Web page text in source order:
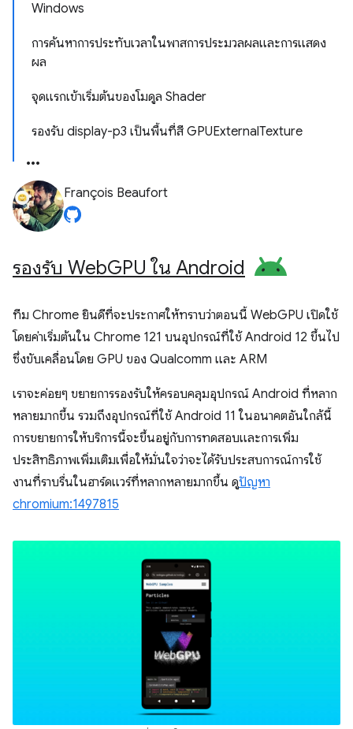
Windows
การค้นหาการประทับเวลาในพาสการประมวลผลและการแสดง
ผล
จุดแรกเข้าเริ่มต้นของโมดูล Shader
รองรับ display-p3 เป็นพื้นที่สี GPUExternalTexture
François Beaufort
รองรับ WebGPU ใน Android
ทีม Chrome ยินดีที่จะประกาศให้ทราบว่าตอนนี้ WebGPU เปิดใช้
โดยค่าเริ่มต้นใน Chrome 121 บนอุปกรณ์ที่ใช้ Android 12 ขึ้นไป
ซึ่งขับเคลื่อนโดย GPU ของ Qualcomm และ ARM
เราจะค่อยๆ ขยายการรองรับให้ครอบคลุมอุปกรณ์ Android ที่หลาก
หลายมากขึ้น รวมถึงอุปกรณ์ที่ใช้ Android 11 ในอนาคตอันใกล้นี้
การขยายการให้บริการนี้จะขึ้นอยู่กับการทดสอบและการเพิ่ม
ประสิทธิภาพเพิ่มเติมเพื่อให้มั่นใจว่าจะได้รับประสบการณ์การใช้
งานที่ราบรื่นในฮาร์ดแวร์ที่หลากหลายมากขึ้น ดูปัญหา
chromium:1497815